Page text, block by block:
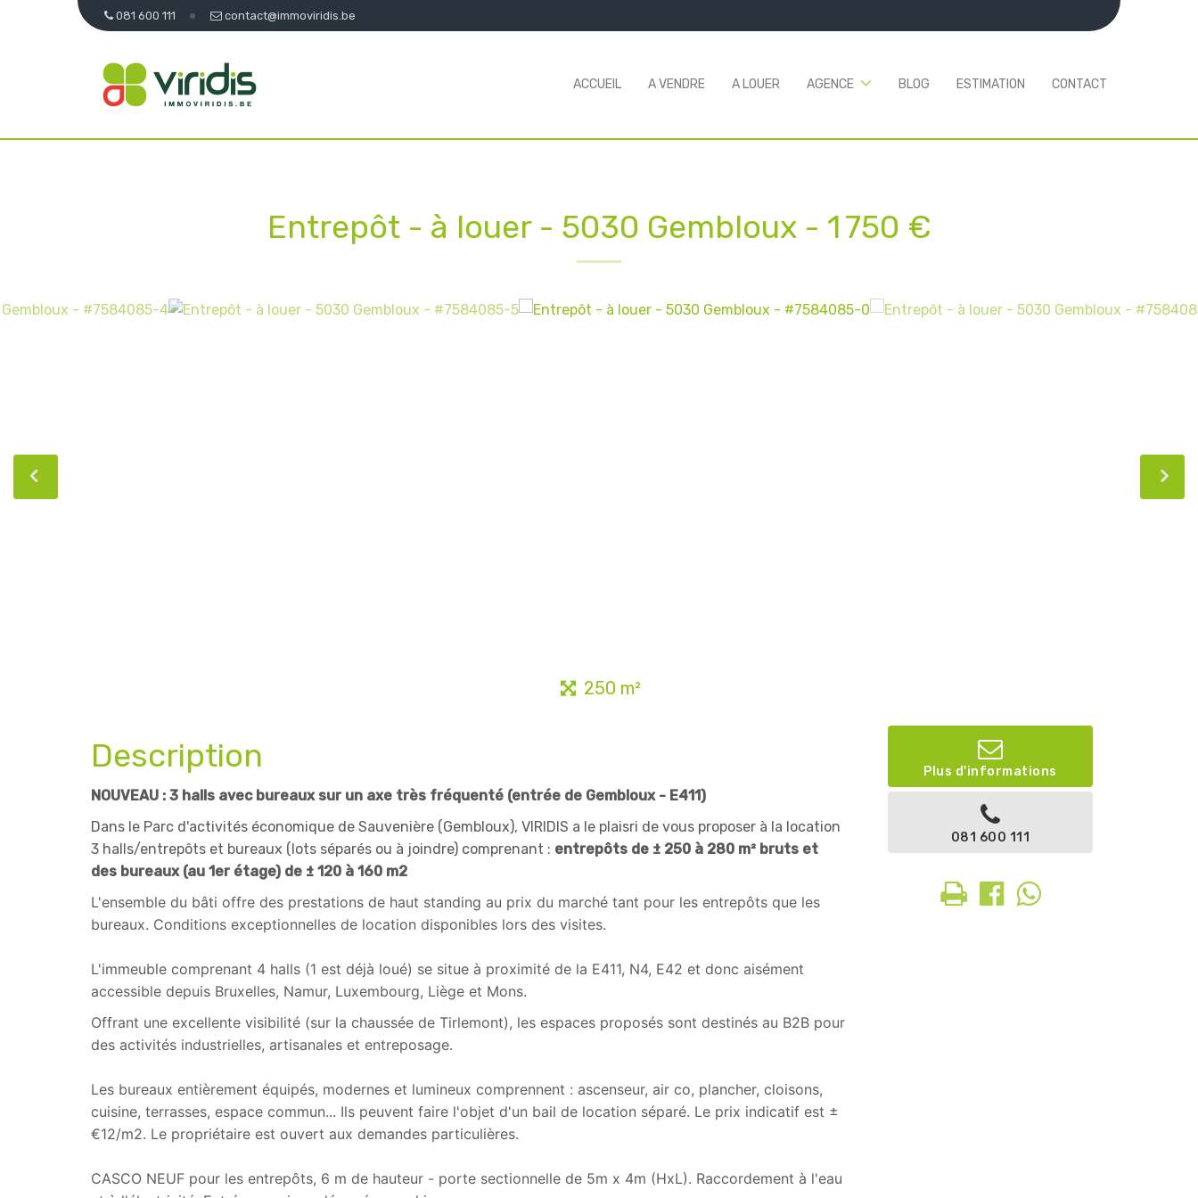
081 600 111 contact@immoviridis.be
ACCUEIL A VENDRE A LOUER AGENCE BLOG ESTIMATION CONTACT
Entrepôt - à louer - 5030 Gembloux - 1 750 €
250 m²
Description
NOUVEAU : 3 halls avec bureaux sur un axe très fréquenté (entrée de Gembloux - E411)
Dans le Parc d'activités économique de Sauvenière (Gembloux), VIRIDIS a le plaisri de vous proposer à la location
3 halls/entrepôts et bureaux (lots séparés ou à joindre) comprenant : entrepôts de ± 250 à 280 m² bruts et
des bureaux (au 1er étage) de ± 120 à 160 m2
L'ensemble du bâti offre des prestations de haut standing au prix du marché tant pour les entrepôts que les
bureaux. Conditions exceptionnelles de location disponibles lors des visites.
L'immeuble comprenant 4 halls (1 est déjà loué) se situe à proximité de la E411, N4, E42 et donc aisément
accessible depuis Bruxelles, Namur, Luxembourg, Liège et Mons.
Offrant une excellente visibilité (sur la chaussée de Tirlemont), les espaces proposés sont destinés au B2B pour
des activités industrielles, artisanales et entreposage.
Les bureaux entièrement équipés, modernes et lumineux comprennent : ascenseur, air co, plancher, cloisons,
cuisine, terrasses, espace commun... Ils peuvent faire l'objet d'un bail de location séparé. Le prix indicatif est ±
€12/m2. Le propriétaire est ouvert aux demandes particulières.
CASCO NEUF pour les entrepôts, 6 m de hauteur - porte sectionnelle de 5m x 4m (HxL). Raccordement à l'eau
Plus d'informations
081 600 111